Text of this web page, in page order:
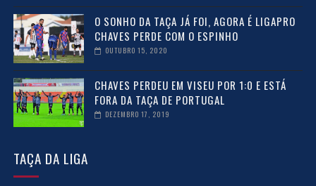
O SONHO DA TAÇA JÁ FOI, AGORA É LIGAPRO
CHAVES PERDE COM O ESPINHO
OUTUBRO 15, 2020
CHAVES PERDEU EM VISEU POR 1:0 E ESTÁ
FORA DA TAÇA DE PORTUGAL
DEZEMBRO 17, 2019
TAÇA DA LIGA